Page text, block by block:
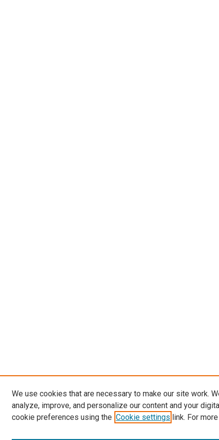
We use cookies that are necessary to make our site work.
analyze, improve, and personalize our content and your
cookie preferences using the Cookie settings link. For